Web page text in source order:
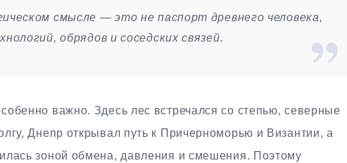
смысле — это не паспорт древнего человека,
обрядов и соседских связей.
важно. Здесь лес встречался со степью, северные
Днепр открывал путь к Причерноморью и Византии, а
зоной обмена, давления и смешения. Поэтому